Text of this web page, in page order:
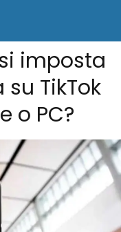
imposta
TikTok
o PC?